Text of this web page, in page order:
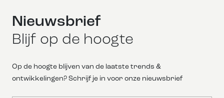
Nieuwsbrief
Blijf op de hoogte
Op de hoogte blijven van de laatste trends &
ontwikkelingen? Schrijf je in voor onze nieuwsbrief